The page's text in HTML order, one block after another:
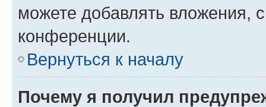
можете добавлять вложения,
конференции.
Вернуться к началу
Почему я получил